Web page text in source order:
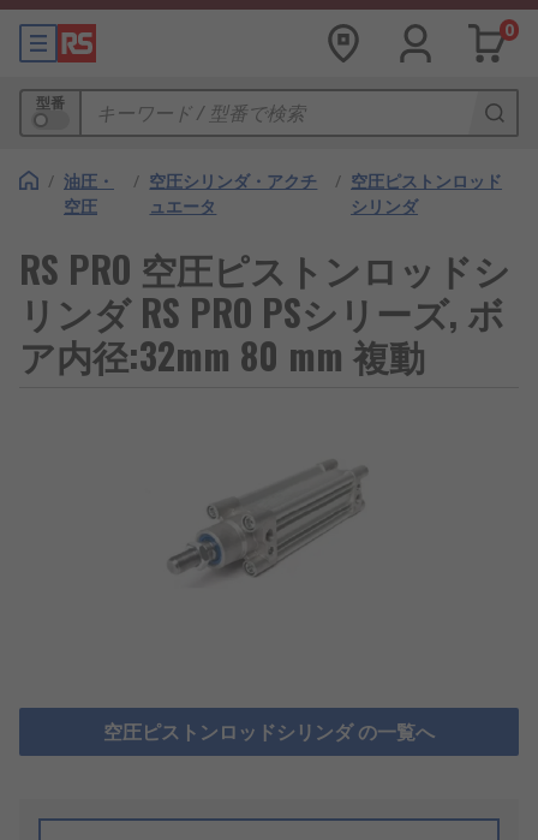
0
型番
/ 油圧・
空圧
/ 空圧シリンダ・アクチ
ュエータ
/ 空圧ピストンロッド
シリンダ
RS PRO 空圧ピストンロッドシ
リンダ RS PRO PSシリーズ, ボ
ア内径:32mm 80 mm 複動
空圧ピストンロッドシリンダ の一覧へ